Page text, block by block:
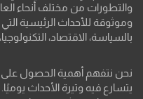
والتطورات من مختلف أنحاء
وموثوقة للأحداث الرئيسية
بالسياسة، الاقتصاد،
نحن نتفهم أهمية الحصول
يتسارع فيه وتيرة الأحداث